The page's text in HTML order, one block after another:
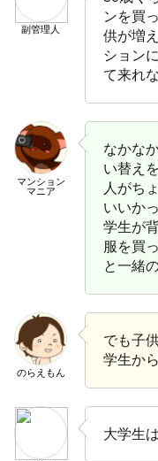
副管理人
ンを買
供が増
ション
て来れ
マンション
マニア
なかな
い替え
人がち
いいか
学生が
服を買
と一緒
のらえもん
でも子
学生か
大学生